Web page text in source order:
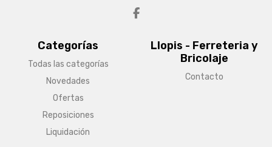
Categorías
Todas las categorías
Novedades
Ofertas
Reposiciones
Liquidación
Llopis - Ferreteria y
Bricolaje
Contacto